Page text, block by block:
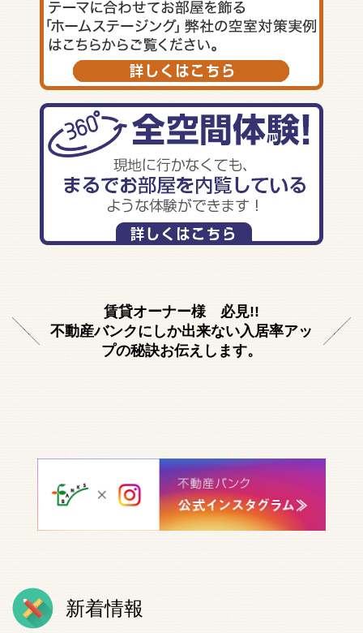
賃貸オーナー様 必見!!
不動産バンクにしか出来ない入居率アッ
プの秘訣お伝えします。
新着情報